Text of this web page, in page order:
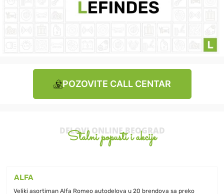
POZOVITE CALL CENTAR
DELOVI ONLINE BEOGRAD
Stalni popusti i akcije
ALFA
Veliki asortiman Alfa Romeo autodelova u 20 brendova sa preko